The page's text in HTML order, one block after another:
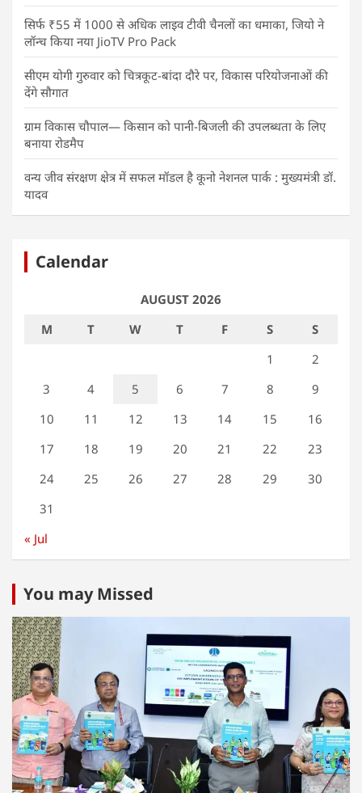
सिर्फ ₹55 में 1000 से अधिक लाइव टीवी चैनलों का धमाका, जियो ने
लॉन्च किया नया JioTV Pro Pack
सीएम योगी गुरुवार को चित्रकूट-बांदा दौरे पर, विकास परियोजनाओं की
देंगे सौगात
ग्राम विकास चौपाल— किसान को पानी-बिजली की उपलब्धता के लिए
बनाया रोडमैप
वन्य जीव संरक्षण क्षेत्र में सफल मॉडल है कूनो नेशनल पार्क : मुख्यमंत्री डॉ.
यादव
Calendar
AUGUST 2026
M
T W T F S
S
1
2
3
4 5 6 7 8
9
10
11 12 13 14 15
16
17
18 19 20 21 22
23
24
25 26 27 28 29
30
31
« Jul
You may Missed